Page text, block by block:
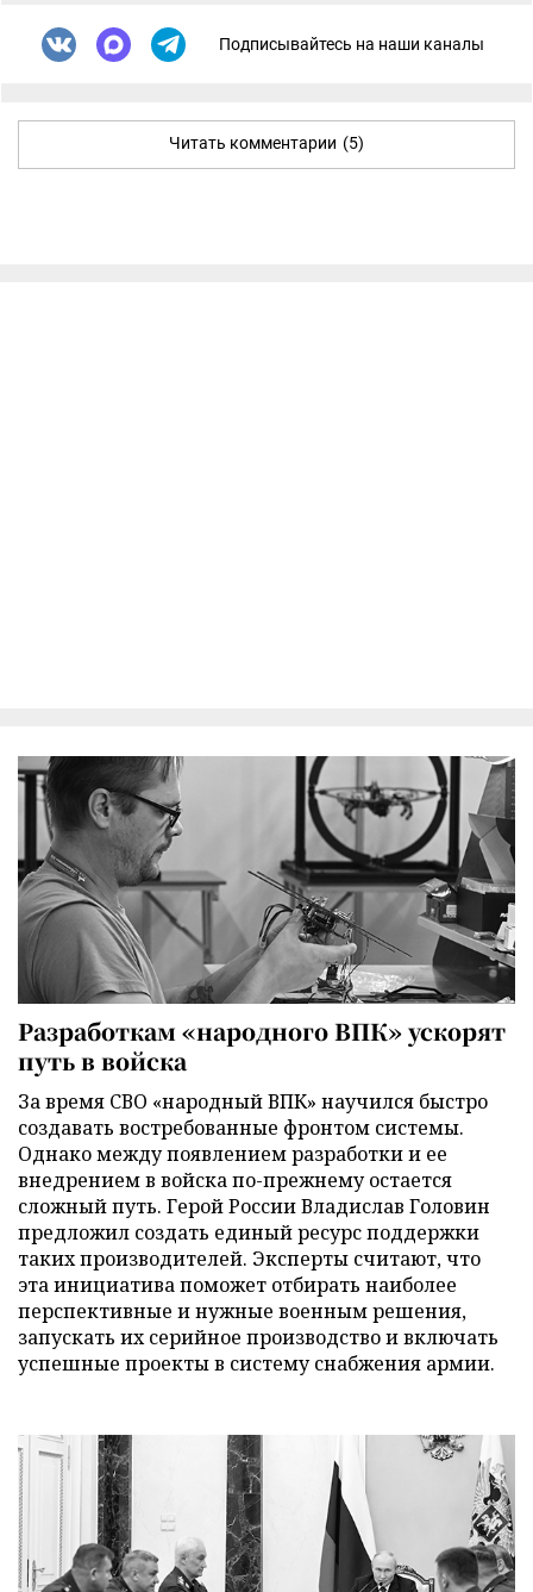
Подписывайтесь на наши каналы
Читать комментарии (5)
Разработкам «народного ВПК» ускорят
путь в войска
За время СВО «народный ВПК» научился быстро
создавать востребованные фронтом системы.
Однако между появлением разработки и ее
внедрением в войска по-прежнему остается
сложный путь. Герой России Владислав Головин
предложил создать единый ресурс поддержки
таких производителей. Эксперты считают, что
эта инициатива поможет отбирать наиболее
перспективные и нужные военным решения,
запускать их серийное производство и включать
успешные проекты в систему снабжения армии.